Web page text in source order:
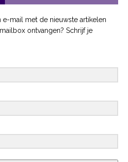
e-mail met de nieuwste artikelen
ontvangen? Schrijf je